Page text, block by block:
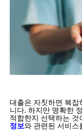
대출은 자칫하면 복잡
니다. 하지만 명확한
적합한지 선택하는 것
정보와 관련된 서비스